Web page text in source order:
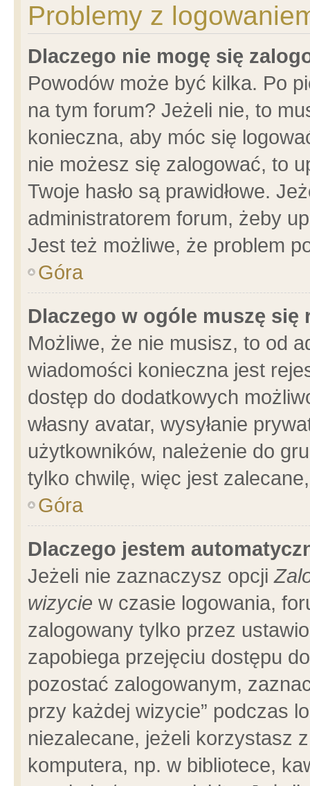
Problemy z
Dlaczego nie mogę się
Powodów może być kilka. Po
na tym forum? Jeżeli nie, to
konieczna, aby móc się
nie możesz się zalogować, to
Twoje hasło są prawidłowe.
administratorem forum, żeby
Jest też możliwe, że problem
Góra
Dlaczego w ogóle muszę się
Możliwe, że nie musisz, to od
wiadomości konieczna jest
dostęp do dodatkowych
własny avatar, wysyłanie
użytkowników, należenie do
tylko chwilę, więc jest
Góra
Dlaczego jestem
Jeżeli nie zaznaczysz opcji
wizycie w czasie logowania,
zalogowany tylko przez
zapobiega przejęciu dostępu
pozostać zalogowanym,
przy każdej wizycie” podczas
niezalecane, jeżeli korzystasz
komputera, np. w bibliotece,